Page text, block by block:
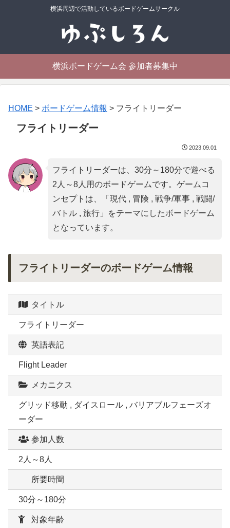
横浜周辺で活動しているボードゲームサークル
横浜ボードゲーム会 参加者募集中
HOME > ボードゲーム情報 > フライトリーダー
フライトリーダー
2023.09.01
フライトリーダーは、30分～180分で遊べる
2人～8人用のボードゲームです。ゲームコ
ンセプトは、「 現代 , 冒険 , 戦争/軍事 , 戦闘/
バトル , 旅行」をテーマにしたボードゲーム
となっています。
フライトリーダーのボードゲーム情報
タイトル
フライトリーダー
英語表記
Flight Leader
メカニクス
グリッド移動 , ダイスロール , バリアブルフェーズオ
ーダー
参加人数
2人～8人
所要時間
30分～180分
対象年齢